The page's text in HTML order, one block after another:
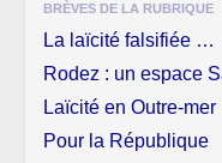
BRÈVES DE LA RUBRIQUE
La laïcité falsifiée …
Rodez : un espace
Laïcité en Outre-mer
Pour la République